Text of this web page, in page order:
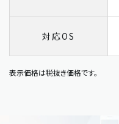
対応OS
表示価格は税抜き価格です。